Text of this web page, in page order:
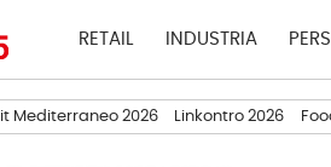
RETAIL INDUSTRIA
Mediterraneo 2026 Linkontro 2026